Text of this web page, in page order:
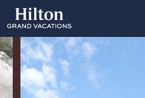
main
概要 空室をみる